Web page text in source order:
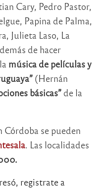
Cary, Pedro Pastor,
Papina de Palma,
Julieta Laso, La
de hacer
música de películas y
(Hernán
básicas” de la
Córdoba se pueden
. Las localidades
registrate a